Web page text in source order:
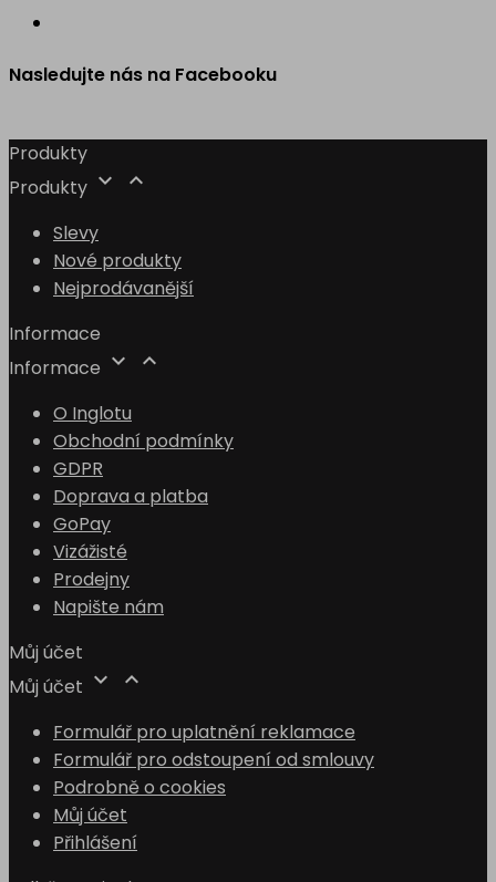
Nasledujte nás na Facebooku
Produkty
Produkty  
Slevy
Nové produkty
Nejprodávanější
Informace
Informace  
O Inglotu
Obchodní podmínky
GDPR
Doprava a platba
GoPay
Vizážisté
Prodejny
Napište nám
Můj účet
Můj účet  
Formulář pro uplatnění reklamace
Formulář pro odstoupení od smlouvy
Podrobně o cookies
Můj účet
Přihlášení